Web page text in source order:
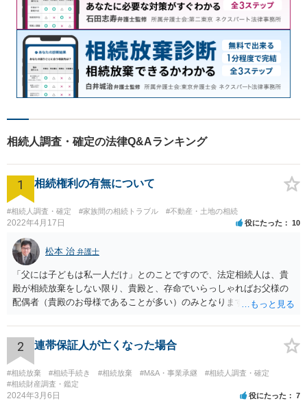
相続人調査・確定の法律Q&Aランキング
1 相続権利の有無について
#相続人調査・確定 #家族間の相続トラブル #不動産・土地の相続
2022年4月17日 役にたった 10
松本 治 弁護士
「父には子どもは私一人だけ」とのことですので、法定相続人は、貴
殿が相続放棄をしない限り、貴殿と、存命でいらっしゃればお父様の
配偶者（貴殿のお母様であることが多い）のみとなります。遺言がな
2 連帯保証人が亡くなった場合
#相続放棄 #相続手続き #相続放棄 #M&A・事業承継
#相続人調査・確定
#相続財産調査・鑑定
2024年3月6日 役にたった 7